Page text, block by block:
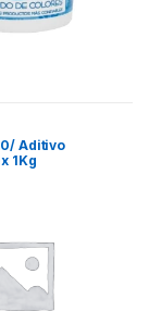
Aditivo
1Kg